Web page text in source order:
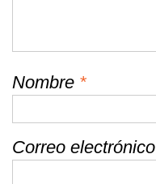
Nombre *
Correo electrónico